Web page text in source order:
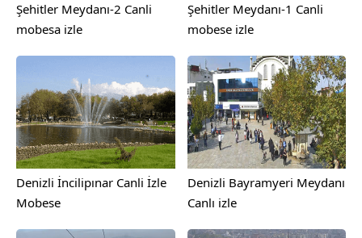
Şehitler Meydanı-2 Canli
mobesa izle
Şehitler Meydanı-1 Canli
mobese izle
Denizli İncilipınar Canli İzle
Mobese
Denizli Bayramyeri Meydanı
Canlı izle